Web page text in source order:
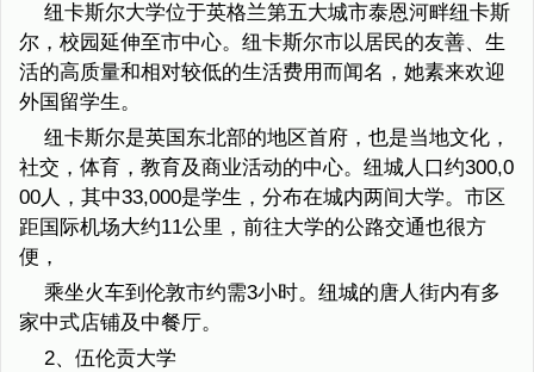
纽卡斯尔大学位于英格兰第五大城市泰恩河畔纽卡斯
尔，校园延伸至市中心。纽卡斯尔市以居民的友善、生
活的高质量和相对较低的生活费用而闻名，她素来欢迎
外国留学生。
纽卡斯尔是英国东北部的地区首府，也是当地文化，
社交，体育，教育及商业活动的中心。纽城人口约300,0
00人，其中33,000是学生，分布在城内两间大学。市区
距国际机场大约11公里，前往大学的公路交通也很方
便，
乘坐火车到伦敦市约需3小时。纽城的唐人街内有多
家中式店铺及中餐厅。
2、伍伦贡大学